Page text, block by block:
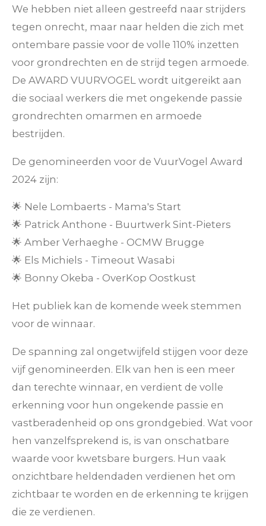
We hebben niet alleen gestreefd naar strijders
tegen onrecht, maar naar helden die zich met
ontembare passie voor de volle 110% inzetten
voor grondrechten en de strijd tegen armoede.
De AWARD VUURVOGEL wordt uitgereikt aan
die sociaal werkers die met ongekende passie
grondrechten omarmen en armoede
bestrijden.
De genomineerden voor de VuurVogel Award
2024 zijn:
🌟 Nele Lombaerts - Mama's Start
🌟 Patrick Anthone - Buurtwerk Sint-Pieters
🌟 Amber Verhaeghe - OCMW Brugge
🌟 Els Michiels - Timeout Wasabi
🌟 Bonny Okeba - OverKop Oostkust
Het publiek kan de komende week stemmen
voor de winnaar.
De spanning zal ongetwijfeld stijgen voor deze
vijf genomineerden. Elk van hen is een meer
dan terechte winnaar, en verdient de volle
erkenning voor hun ongekende passie en
vastberadenheid op ons grondgebied. Wat voor
hen vanzelfsprekend is, is van onschatbare
waarde voor kwetsbare burgers. Hun vaak
onzichtbare heldendaden verdienen het om
zichtbaar te worden en de erkenning te krijgen
die ze verdienen.